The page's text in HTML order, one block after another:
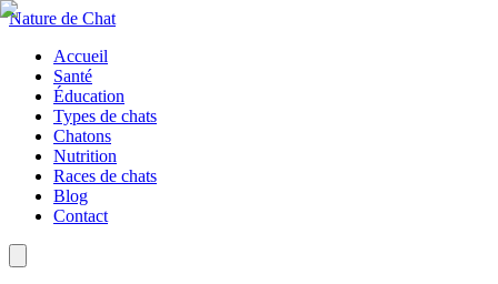
Nature de Chat
Accueil
Santé
Éducation
Types de chats
Chatons
Nutrition
Races de chats
Blog
Contact